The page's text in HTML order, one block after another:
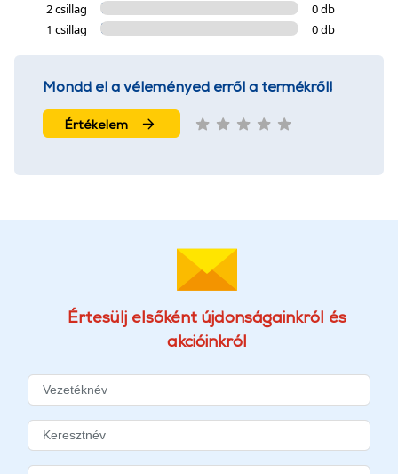
2 csillag
0 db
1 csillag
0 db
Mondd el a véleményed erről a termékről!
Értékelem
Értesülj elsőként újdonságainkról és
akcióinkról